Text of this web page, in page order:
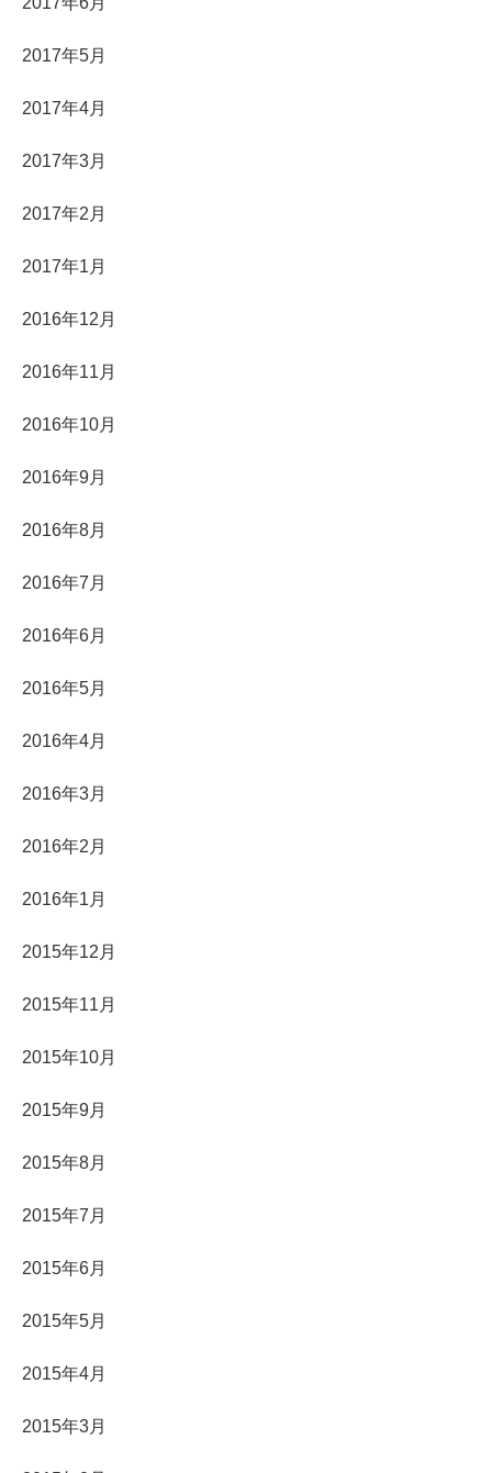
2017年5月
2017年4月
2017年3月
2017年2月
2017年1月
2016年12月
2016年11月
2016年10月
2016年9月
2016年8月
2016年7月
2016年6月
2016年5月
2016年4月
2016年3月
2016年2月
2016年1月
2015年12月
2015年11月
2015年10月
2015年9月
2015年8月
2015年7月
2015年6月
2015年5月
2015年4月
2015年3月